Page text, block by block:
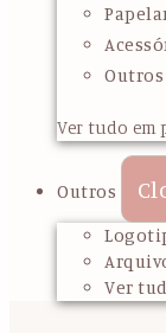
Ver tudo em
Outros
Ver